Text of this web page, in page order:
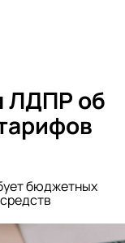
ЛДПР об
бюджетных